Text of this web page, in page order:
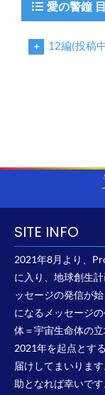
愛の警鐘
12編(投稿
SITE INFO
2021年8月より、
に入り、地球創生
ッセージの発信が
になるメッセージ
体＝宇宙生命体の
2021年を起点とす
届けしてまいりま
助となれば幸いです